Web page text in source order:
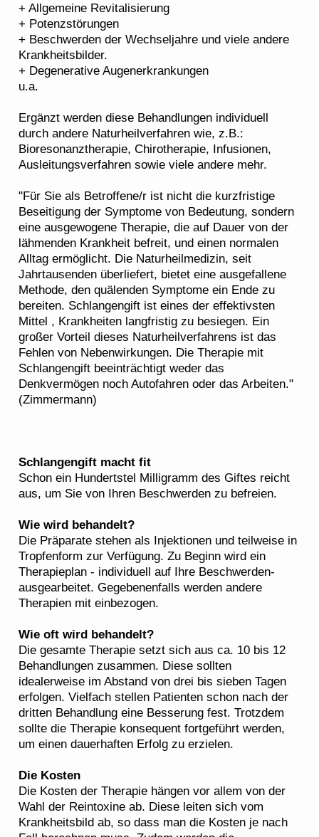
+ Allgemeine Revitalisierung
+ Potenzstörungen
+ Beschwerden der Wechseljahre und viele andere
Krankheitsbilder.
+ Degenerative Augenerkrankungen
u.a.
Ergänzt werden diese Behandlungen individuell
durch andere Naturheilverfahren wie, z.B.:
Bioresonanztherapie, Chirotherapie, Infusionen,
Ausleitungsverfahren sowie viele andere mehr.
"Für Sie als Betroffene/r ist nicht die kurzfristige
Beseitigung der Symptome von Bedeutung, sondern
eine ausgewogene Therapie, die auf Dauer von der
lähmenden Krankheit befreit, und einen normalen
Alltag ermöglicht. Die Naturheilmedizin, seit
Jahrtausenden überliefert, bietet eine ausgefallene
Methode, den quälenden Symptome ein Ende zu
bereiten. Schlangengift ist eines der effektivsten
Mittel , Krankheiten langfristig zu besiegen. Ein
großer Vorteil dieses Naturheilverfahrens ist das
Fehlen von Nebenwirkungen. Die Therapie mit
Schlangengift beeinträchtigt weder das
Denkvermögen noch Autofahren oder das Arbeiten."
(Zimmermann)
Schlangengift macht fit
Schon ein Hundertstel Milligramm des Giftes reicht
aus, um Sie von Ihren Beschwerden zu befreien.
Wie wird behandelt?
Die Präparate stehen als Injektionen und teilweise in
Tropfenform zur Verfügung. Zu Beginn wird ein
Therapieplan - individuell auf Ihre Beschwerden-
ausgearbeitet. Gegebenenfalls werden andere
Therapien mit einbezogen.
Wie oft wird behandelt?
Die gesamte Therapie setzt sich aus ca. 10 bis 12
Behandlungen zusammen. Diese sollten
idealerweise im Abstand von drei bis sieben Tagen
erfolgen. Vielfach stellen Patienten schon nach der
dritten Behandlung eine Besserung fest. Trotzdem
sollte die Therapie konsequent fortgeführt werden,
um einen dauerhaften Erfolg zu erzielen.
Die Kosten
Die Kosten der Therapie hängen vor allem von der
Wahl der Reintoxine ab. Diese leiten sich vom
Krankheitsbild ab, so dass man die Kosten je nach